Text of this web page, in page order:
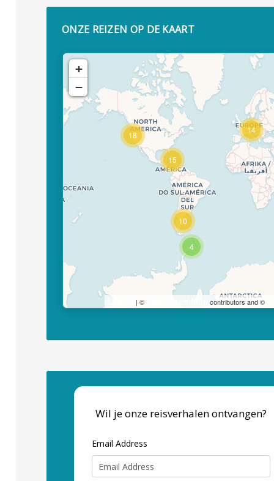
ONZE REIZEN OP DE KAART
Travelers' Map is loading...
If you see this after your page is
loaded completely, leafletJS files
are missing.
4
10
15
18
14
+
−
| © contributors and ©
Wil je onze reisverhalen ontvangen?
Email Address